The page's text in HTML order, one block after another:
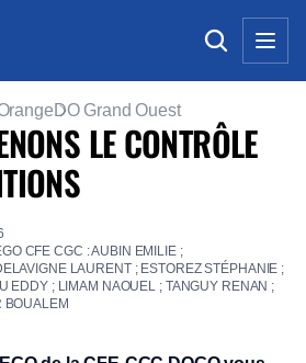
DO Grand Ouest
LE CONTRÔLE
CFE CGC : AUBIN EMILIE ;
LAURENT ; ESTOREZ STÉPHANIE ;
EDDY ; LIMAM NAOUEL ; TANGUY RENAN ;
BOUALEM
fenêtre)
(nouvelle fenêtre)
(nouvelle fenêtre)
LinkedIn (nouvelle fenêtre)